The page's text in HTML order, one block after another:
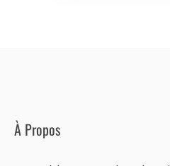
À Propos